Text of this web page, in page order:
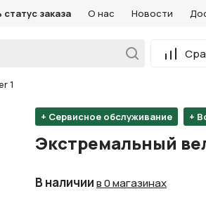
заказа О нас Новости
1
+ Сервисное обслуживание +
Экстремальный
В наличиив 0 магазинах